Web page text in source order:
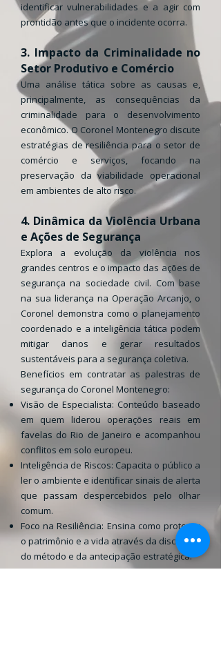
identificar vulnerabilidades e a agir com
prontidão antes que o incidente ocorra.
3. Impacto da Criminalidade no
Setor Produtivo e Comércio
Uma análise tática sobre as causas e,
principalmente, as consequências da
criminalidade para o desenvolvimento
econômico. O Coronel Montenegro discute
estratégias de resiliência para o setor de
comércio e serviços, focando na
preservação da viabilidade operacional
em ambientes de alto risco.
4. Dinâmica da Violência Urbana
e Ações de Segurança
Explora a evolução da violência nos
grandes centros e o impacto das ações de
segurança na sociedade civil. Com base
na sua liderança na Operação Arcanjo, o
Coronel demonstra como o planejamento
coordenado e a inteligência tática podem
mitigar danos e gerar resultados
sustentáveis para a segurança coletiva.
Benefícios em contratar as palestras de
segurança do Coronel Montenegro:
Visão de Especialista: Conteúdo baseado
em quem liderou operações reais em
favelas do Rio de Janeiro e acompanhou
conflitos em solo europeu.
Inteligência de Riscos: Capacita o público a
ler o ambiente e identificar sinais de alerta
que passam despercebidos pelo olhar
comum.
Foco na Resiliência: Ensina como proteger
o patrimônio e a vida através da disciplina,
do método e da antecipação estratégica.